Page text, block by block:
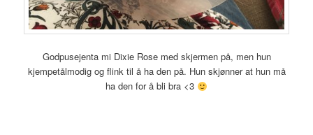
Godpusejenta mi Dixie Rose med skjermen på, men hun
kjempetålmodig og flink til å ha den på. Hun skjønner at hun må
ha den for å bli bra <3